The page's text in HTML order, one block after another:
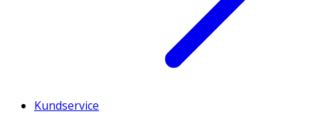
Kundservice